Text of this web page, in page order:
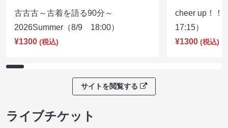
古古古～古着を語る90分～
2026Summer（8/9 18:00）
¥1300 (税込)
cheer up！
17:15）
¥1300 (税込)
サイトを閲覧する
ライブチケット